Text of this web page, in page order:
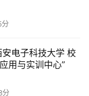
电子科技大学 校
用与实训中心”
分